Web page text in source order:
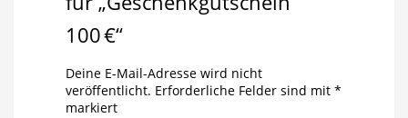
100 €“
Deine E-Mail-Adresse wird nicht
veröffentlicht. Erforderliche Felder sind mit *
markiert